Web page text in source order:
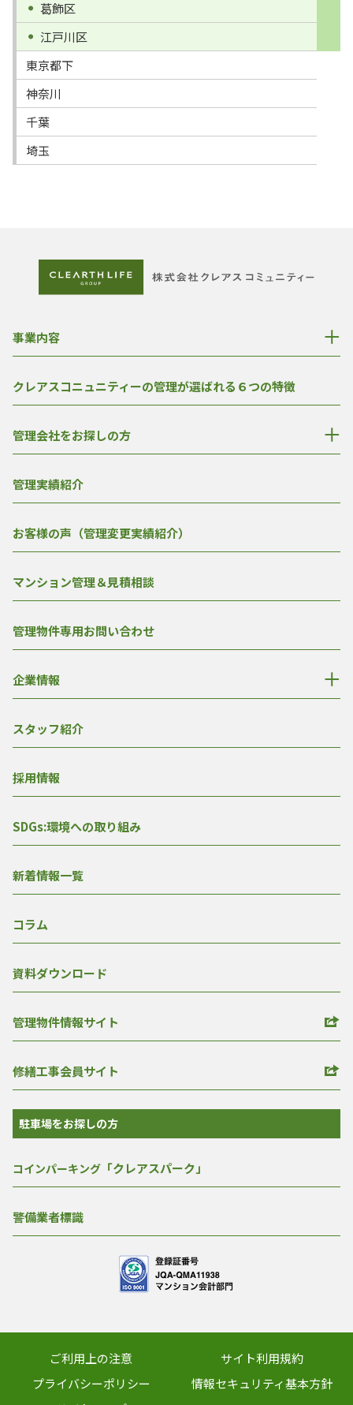
葛飾区
江戸川区
東京都下
神奈川
千葉
埼玉
事業内容
クレアスコニュニティーの管理が選ばれる６つの特徴
管理会社をお探しの方
管理実績紹介
お客様の声（管理変更実績紹介）
マンション管理＆見積相談
管理物件専用お問い合わせ
企業情報
スタッフ紹介
採用情報
SDGs:環境への取り組み
新着情報一覧
コラム
資料ダウンロード
管理物件情報サイト
修繕工事会員サイト
駐車場をお探しの方
コインパーキング 「クレアスパーク」
警備業者標識
ご利用上の注意
サイト利用規約
プライバシーポリシー
情報セキュリティ基本方針